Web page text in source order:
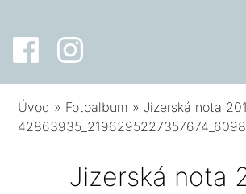
Úvod » Fotoalbum » Jizerská nota
Jizerská nota